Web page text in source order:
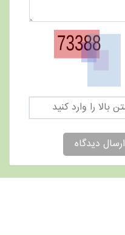
ارسال دیدگاه